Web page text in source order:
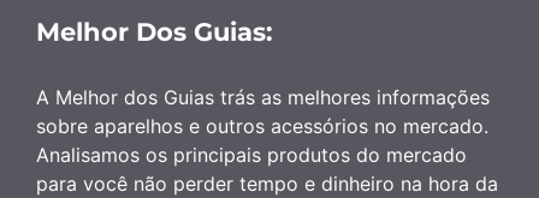
Melhor Dos Guias:
A Melhor dos Guias trás as melhores informações
sobre aparelhos e outros acessórios no mercado.
Analisamos os principais produtos do mercado
para você não perder tempo e dinheiro na hora da